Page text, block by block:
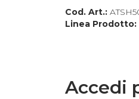
Cod. Art.:
Linea Prodotto:
Accedi